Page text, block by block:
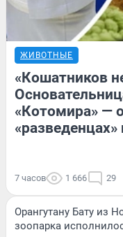
ЖИВОТНЫЕ
«Кошатников
«Котомира» —
7 часов 1 666 29
Орангутану Бату из
зоопарка